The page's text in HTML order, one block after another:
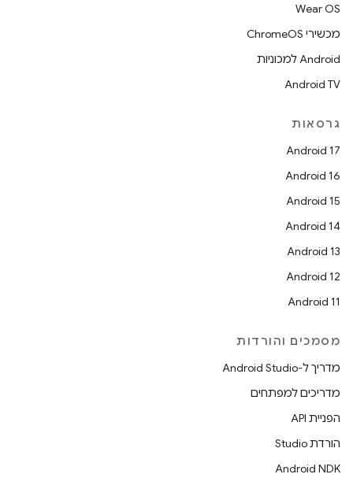
Wear OS
מכשירי ChromeOS
Android למכוניות
Android TV
גרסאות
Android 17
Android 16
Android 15
Android 14
Android 13
Android 12
Android 11
מסמכים והורדות
מדריך ל-Android Studio
מדריכים למפתחים
הפניית API
הורדת Studio
Android NDK